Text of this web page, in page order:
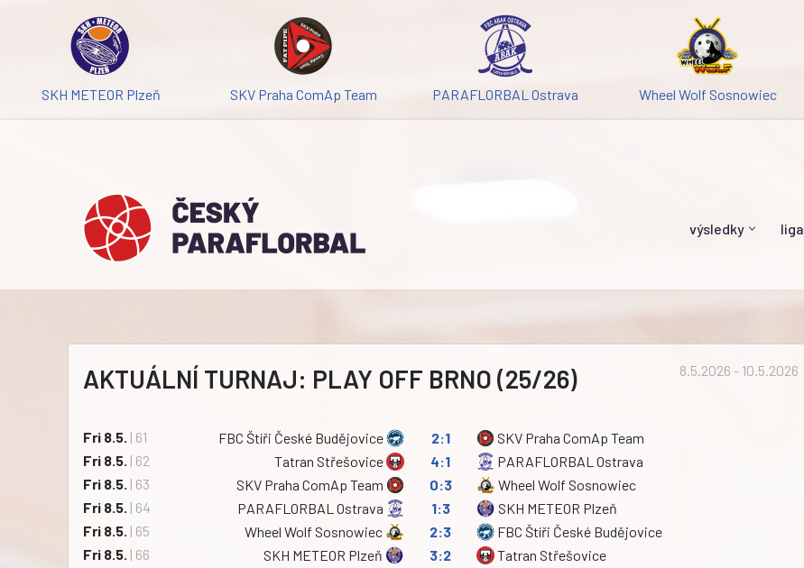
SKH METEOR Plzeň SKV Praha ComAp Team PARAFLORBAL Ostrava Wheel Wolf Sosnowiec
Přeskočit
obsah
výsledky liga
8.5.2026 - 10.5.2026
AKTUÁLNÍ TURNAJ: PLAY OFF BRNO (25/26)
Fri 8.5. | 61 FBC Štíři České Budějovice 2:1
SKV Praha ComAp Team
Fri 8.5. | 62 Tatran Střešovice 4:1
PARAFLORBAL Ostrava
Fri 8.5. | 63 SKV Praha ComAp Team 0:3
Wheel Wolf Sosnowiec
Fri 8.5. | 64 PARAFLORBAL Ostrava 1:3
SKH METEOR Plzeň
Fri 8.5. | 65 Wheel Wolf Sosnowiec 2:3
FBC Štíři České Budějovice
Fri 8.5. | 66 SKH METEOR Plzeň 3:2
Tatran Střešovice